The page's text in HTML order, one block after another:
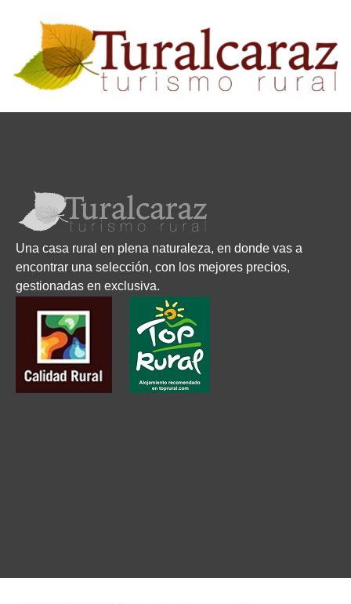
Una casa rural en plena naturaleza, en donde vas a
encontrar una selección, con los mejores precios,
gestionadas en exclusiva.